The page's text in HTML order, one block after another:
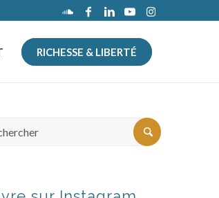
RICHESSE & LIBERTÉ